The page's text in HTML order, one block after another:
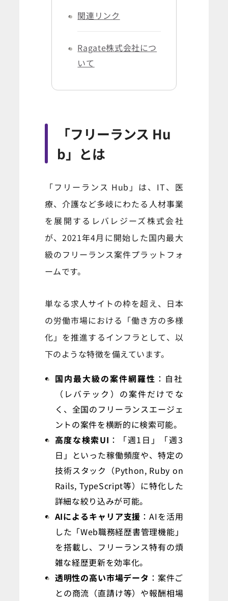
関連リンク
Ragate株式会社につ
いて
「フリーランス Hu
b」とは
「フリーランス Hub」は、IT、医
療、介護など多岐にわたる人材事業
を展開するレバレジーズ株式会社
が、2021年4月に開始した国内最大
級のフリーランス案件プラットフォ
ームです。
単なる求人サイトの枠を超え、日本
の労働市場における「働き方の多様
化」を推進するインフラとして、以
下のような特徴を備えています。
国内最大級の案件網羅性 ：自社
（レバテック）の案件だけでな
く、全国のフリーランスエージェ
ントの案件を横断的に検索可能。
高度な検索UI ：「週1日」「週3
日」といった稼働頻度や、特定の
技術スタック（Python, Ruby on
Rails, TypeScript等）に特化した
詳細な絞り込みが可能。
AIによるキャリア支援 ：AIを活用
した「Web職務経歴書管理機能」
を搭載し、フリーランス特有の煩
雑な経歴更新を効率化。
透明性の高い市場データ ：案件ご
との商流（直請け等）や報酬相場